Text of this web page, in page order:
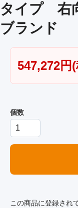
タイプ 右
ブランド
547,272円
個数
この商品に登録され